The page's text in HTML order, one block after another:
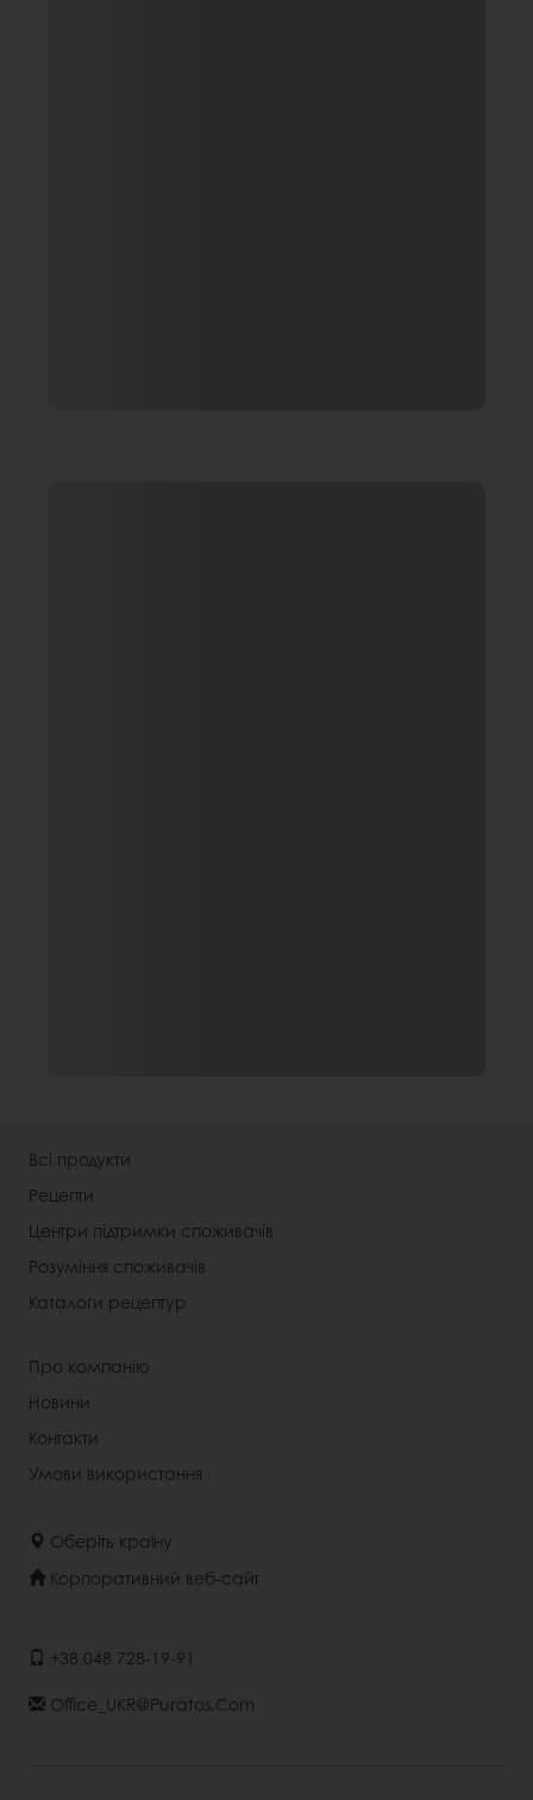
Всі продукти
Рецепти
Центри підтримки споживачів
Розуміння споживачів
Каталоги рецептур
Про компанію
Новини
Контакти
Умови використання
Оберіть країну
Корпоративний веб-сайт
+38 048 728-19-91
Office_UKR@puratos.com